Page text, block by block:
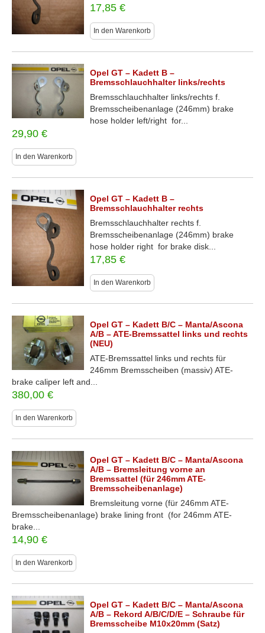
17,85€
In den Warenkorb
Opel GT – Kadett B –
Bremsschlauchhalter links/rechts
Bremsschlauchhalter links/rechts f.
Bremsscheibenanlage (246mm) brake
hose holder left/right for...
29,90 €
In den Warenkorb
Opel GT – Kadett B –
Bremsschlauchhalter rechts
Bremsschlauchhalter rechts f.
Bremsscheibenanlage (246mm) brake
hose holder right for brake disk...
17,85€
In den Warenkorb
Opel GT – Kadett B/C – Manta/Ascona
A/B – ATE-Bremssattel links und rechts
(NEU)
ATE-Bremssattel links und rechts für
246mm Bremsscheiben (massiv) ATE-
brake caliper left and...
380,00 €
In den Warenkorb
Opel GT – Kadett B/C – Manta/Ascona
A/B – Bremsleitung vorne an
Bremssattel (für 246mm ATE-
Bremsscheibenanlage)
Bremsleitung vorne (für 246mm ATE-
Bremsscheibenanlage) brake lining front (for 246mm ATE-
brake...
14,90 €
In den Warenkorb
Opel GT – Kadett B/C – Manta/Ascona
A/B – Rekord A/B/C/D/E – Schraube für
Bremsscheibe M10x20mm (Satz)